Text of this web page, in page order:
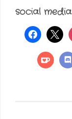
social media